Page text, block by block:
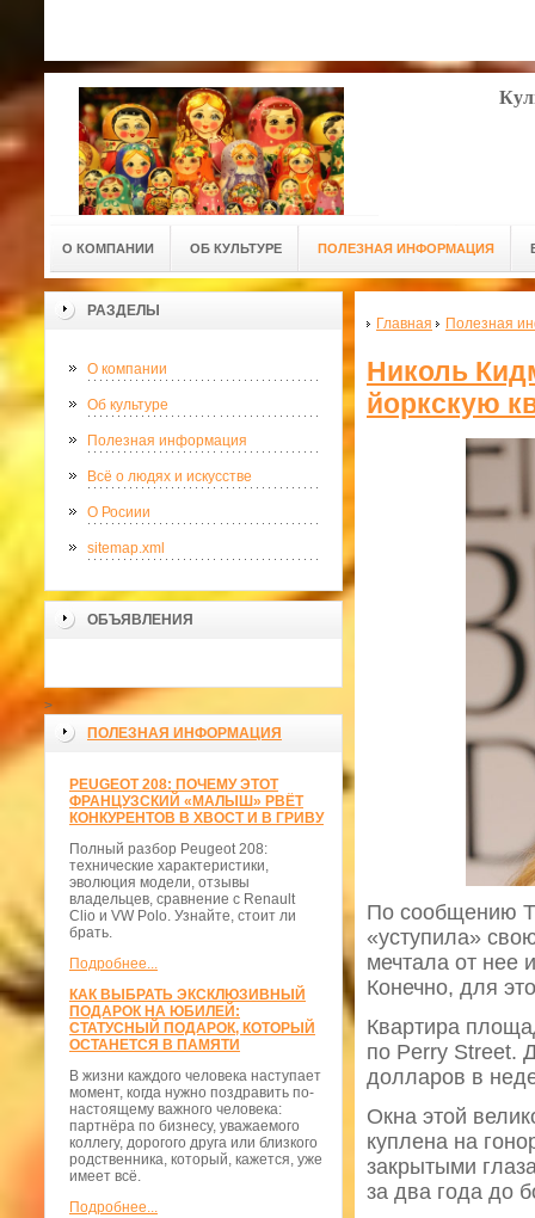
О КОМПАНИИ ОБ КУЛЬТУРЕ ПОЛЕЗНАЯ ИНФОРМАЦИЯ
РАЗДЕЛЫ
О компании
Об культуре
Полезная информация
Всё о людях и искусстве
О Росиии
sitemap.xml
ОБЪЯВЛЕНИЯ
>
ПОЛЕЗНАЯ ИНФОРМАЦИЯ
PEUGEOT 208: ПОЧЕМУ ЭТОТ
ФРАНЦУЗСКИЙ «МАЛЫШ» РВЁТ
КОНКУРЕНТОВ В ХВОСТ И В ГРИВУ
Полный разбор Peugeot 208:
технические характеристики,
эволюция модели, отзывы
владельцев, сравнение с Renault
Clio и VW Polo. Узнайте, стоит ли
брать.
Подробнее...
КАК ВЫБРАТЬ ЭКСКЛЮЗИВНЫЙ
ПОДАРОК НА ЮБИЛЕЙ:
СТАТУСНЫЙ ПОДАРОК, КОТОРЫЙ
ОСТАНЕТСЯ В ПАМЯТИ
В жизни каждого человека наступает
момент, когда нужно поздравить по-
настоящему важного человека:
партнёра по бизнесу, уважаемого
коллегу, дорогого друга или близкого
родственника, который, кажется, уже
имеет всё.
Подробнее...
Главная Полезная
Николь
йоркскую
По сообщению
«уступила»
мечтала от нее
Конечно, для
Квартира
по Perry Street.
долларов в
Окна этой
куплена на
закрытыми
за два года до